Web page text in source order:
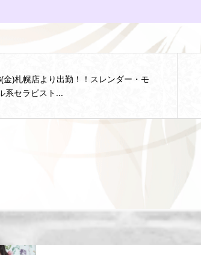
金)札幌店より出勤！！スレンダー・モ
系セラピスト...